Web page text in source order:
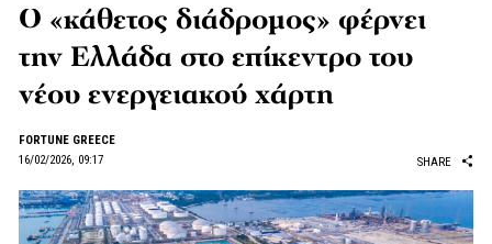
Ο «κάθετος διάδρομος» φέρνει
την Ελλάδα στο επίκεντρο του
νέου ενεργειακού χάρτη
FORTUNE GREECE
16/02/2026, 09:17
SHARE